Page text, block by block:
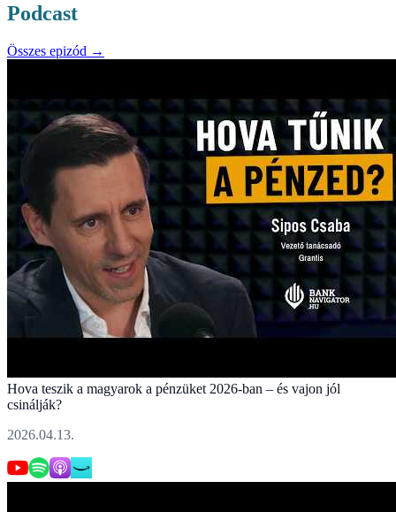
Podcast
Összes epizód →
Hova teszik a magyarok a pénzüket 2026-ban – és vajon jól
csinálják?
2026.04.13.